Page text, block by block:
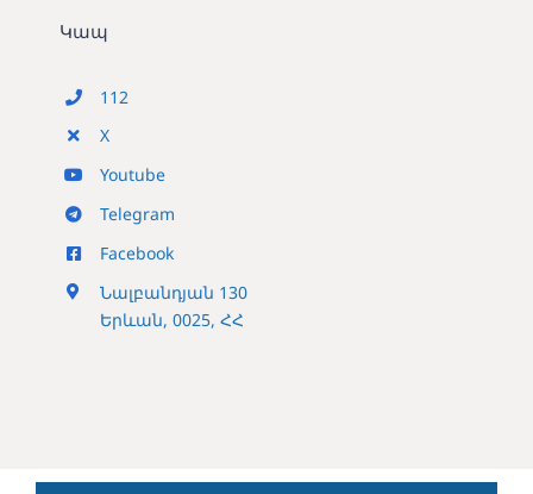
Կապ
112
X
Youtube
Telegram
Facebook
Նալբանդյան 130
Երևան, 0025, ՀՀ